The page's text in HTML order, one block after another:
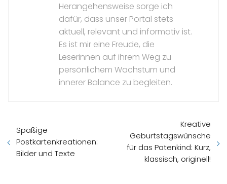
Herangehensweise sorge ich
dafür, dass unser Portal stets
aktuell, relevant und informativ ist.
Es ist mir eine Freude, die
Leserinnen auf ihrem Weg zu
persönlichem Wachstum und
innerer Balance zu begleiten.
Spaßige
Postkartenkreationen:
Bilder und Texte
Kreative
Geburtstagswünsche
für das Patenkind: Kurz,
klassisch, originell!